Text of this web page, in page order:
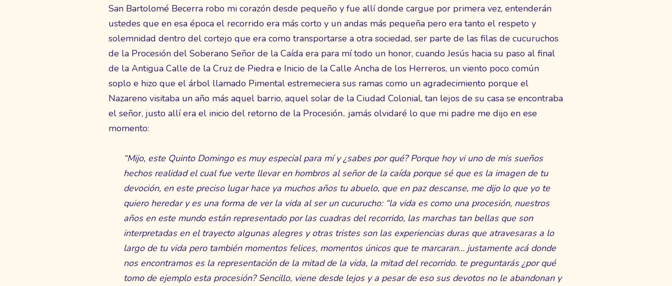
San Bartolomé Becerra robo mi corazón desde pequeño y fue allí donde cargue por primera vez, entenderán
ustedes que en esa época el recorrido era más corto y un andas más pequeña pero era tanto el respeto y
solemnidad dentro del cortejo que era como transportarse a otra sociedad, ser parte de las filas de cucuruchos
de la Procesión del Soberano Señor de la Caída era para mí todo un honor, cuando Jesús hacia su paso al final
de la Antigua Calle de la Cruz de Piedra e Inicio de la Calle Ancha de los Herreros, un viento poco común
soplo e hizo que el árbol llamado Pimental estremeciera sus ramas como un agradecimiento porque el
Nazareno visitaba un año más aquel barrio, aquel solar de la Ciudad Colonial, tan lejos de su casa se encontraba
el señor, justo allí era el inicio del retorno de la Procesión.. jamás olvidaré lo que mi padre me dijo en ese
momento:
“Mijo, este Quinto Domingo es muy especial para mí y ¿sabes por qué? Porque hoy vi uno de mis sueños
hechos realidad el cual fue verte llevar en hombros al señor de la caída porque sé que es la imagen de tu
devoción, en este preciso lugar hace ya muchos años tu abuelo, que en paz descanse, me dijo lo que yo te
quiero heredar y es una forma de ver la vida al ser un cucurucho: “la vida es como una procesión, nuestros
años en este mundo están representado por las cuadras del recorrido, las marchas tan bellas que son
interpretadas en el trayecto algunas alegres y otras tristes son las experiencias duras que atravesaras a lo
largo de tu vida pero también momentos felices, momentos únicos que te marcaran… justamente acá donde
nos encontramos es la representación de la mitad de la vida, la mitad del recorrido. te preguntarás ¿por qué
tomo de ejemplo esta procesión? Sencillo, viene desde lejos y a pesar de eso sus devotos no le abandonan y